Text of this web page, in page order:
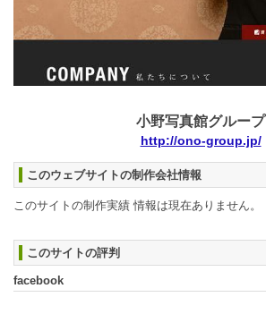
小野写真館グループ
http://ono-group.jp/
このウェブサイトの制作会社情報
このサイトの制作実績 情報は現在ありません。
このサイトの評判
facebook